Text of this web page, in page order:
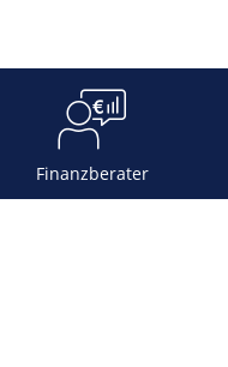
Finanzberater